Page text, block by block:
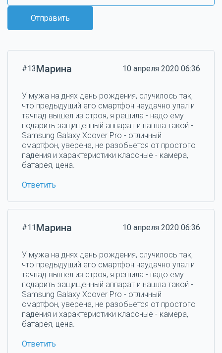
Отправить
#13Марина 10 апреля 2020 06:36
У мужа на днях день рождения, случилось так,
что предыдущий его смартфон неудачно упал и
тачпад вышел из строя, я решила - надо ему
подарить защищенный аппарат и нашла такой -
Samsung Galaxy Xcover Pro - отличный
смартфон, уверена, не разобьется от простого
падения и характеристики классные - камера,
батарея, цена.
Ответить
#11Марина 10 апреля 2020 06:36
У мужа на днях день рождения, случилось так,
что предыдущий его смартфон неудачно упал и
тачпад вышел из строя, я решила - надо ему
подарить защищенный аппарат и нашла такой -
Samsung Galaxy Xcover Pro - отличный
смартфон, уверена, не разобьется от простого
падения и характеристики классные - камера,
батарея, цена.
Ответить